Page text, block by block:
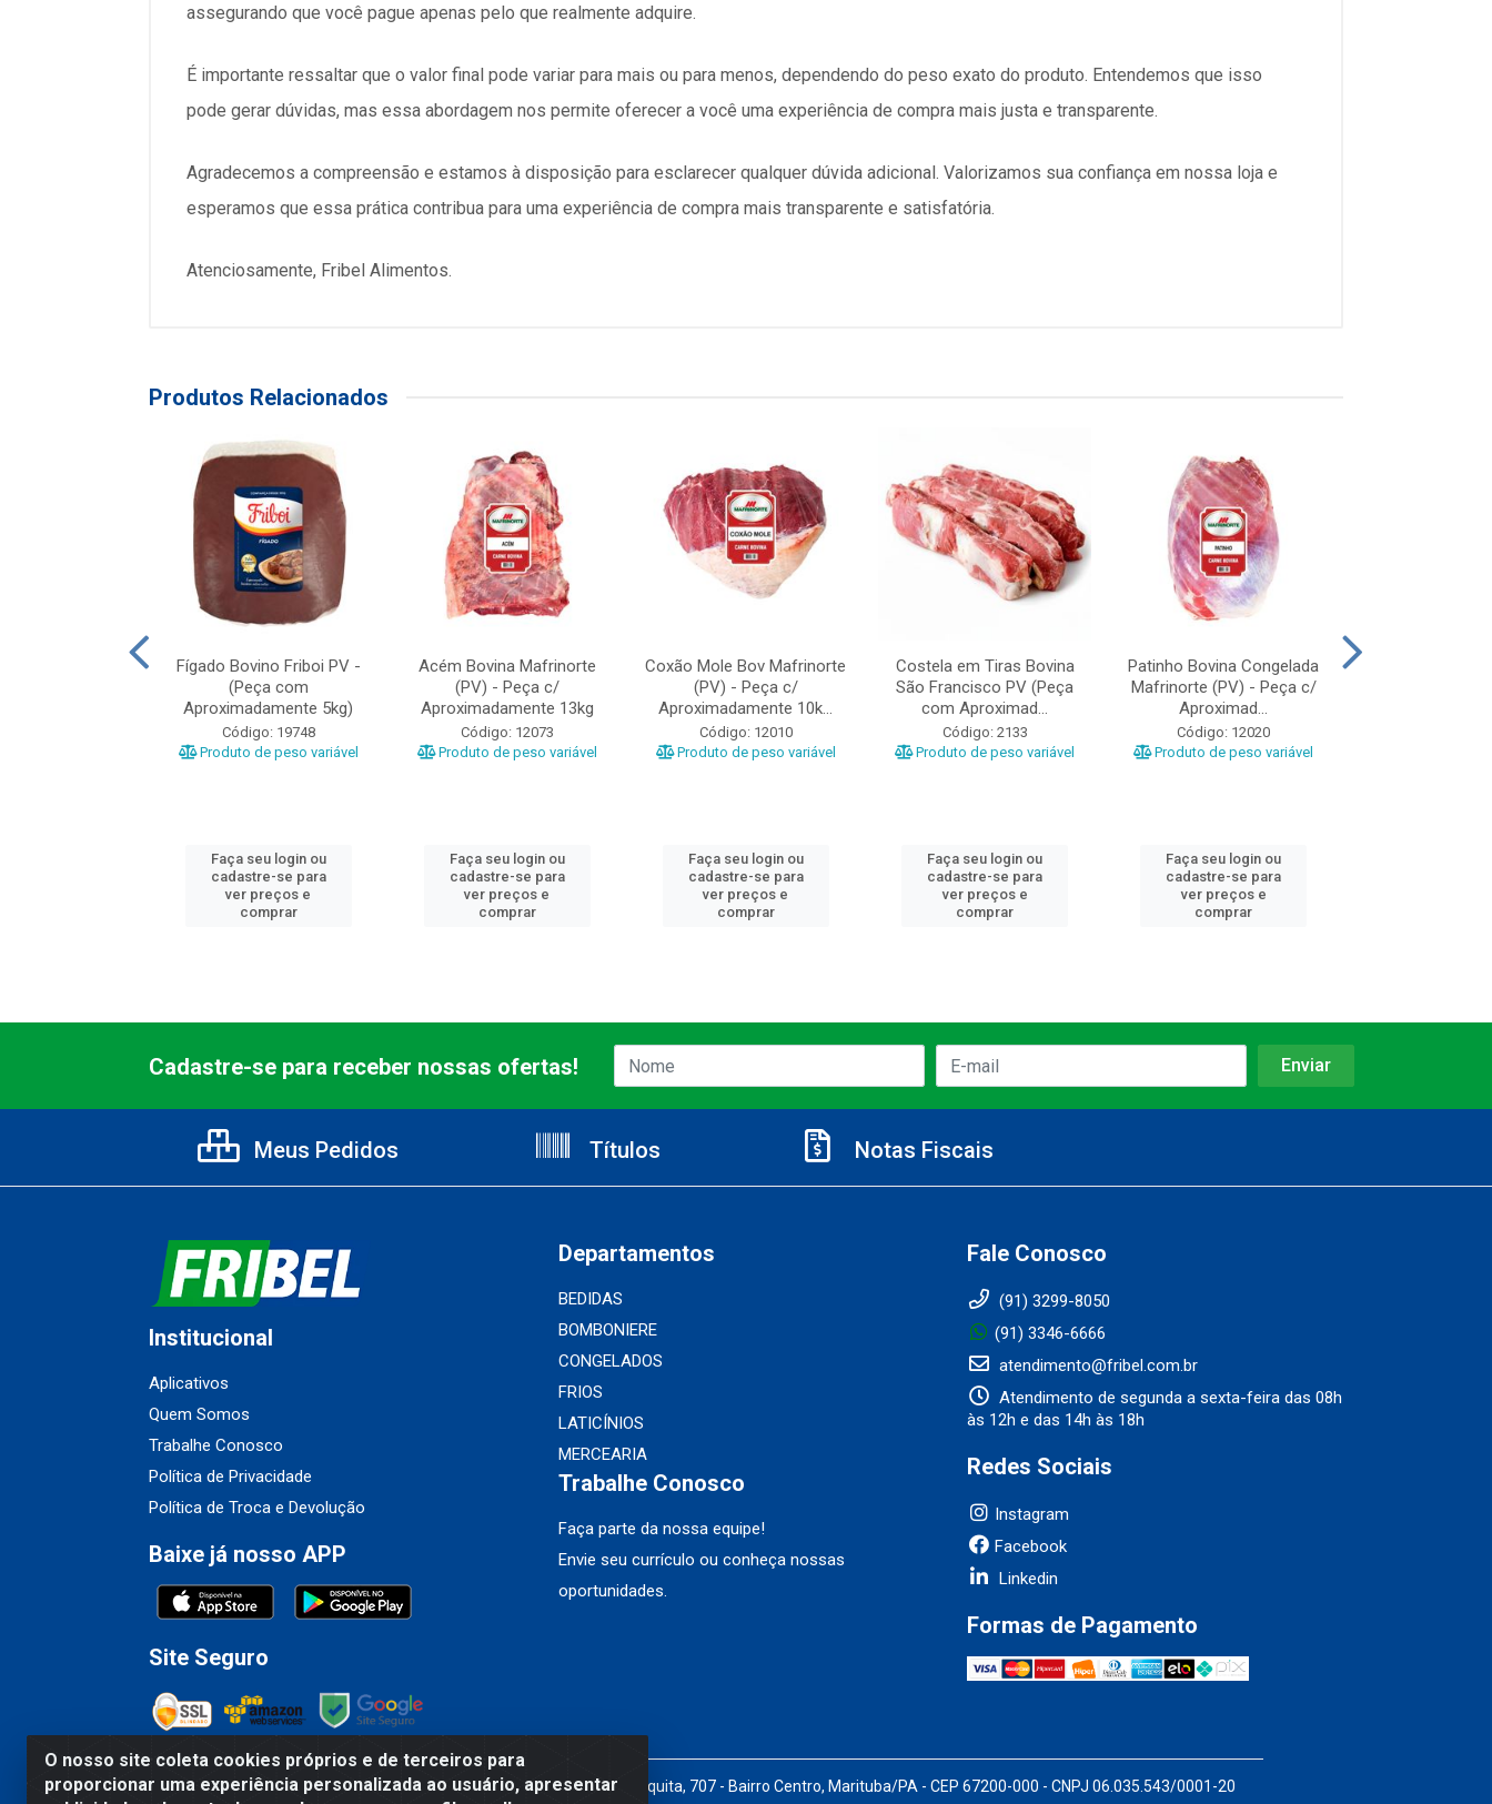
assegurando que você pague apenas pelo que realmente adquire.
É importante ressaltar que o valor final pode variar para mais ou para menos, dependendo do peso exato do produto. Entendemos que isso
pode gerar dúvidas, mas essa abordagem nos permite oferecer a você uma experiência de compra mais justa e transparente.
Agradecemos a compreensão e estamos à disposição para esclarecer qualquer dúvida adicional. Valorizamos sua confiança em nossa loja e
esperamos que essa prática contribua para uma experiência de compra mais transparente e satisfatória.
Atenciosamente, Fribel Alimentos.
Produtos Relacionados
Fígado Bovino Friboi PV -
(Peça com
Aproximadamente 5kg)
Código: 19748
Produto de peso variável
Faça seu login ou
cadastre-se para
ver preços e
comprar
Acém Bovina Mafrinorte
(PV) - Peça c/
Aproximadamente 13kg
Código: 12073
Produto de peso variável
Faça seu login ou
cadastre-se para
ver preços e
comprar
Coxão Mole Bov Mafrinorte
(PV) - Peça c/
Aproximadamente 10k...
Código: 12010
Produto de peso variável
Faça seu login ou
cadastre-se para
ver preços e
comprar
Costela em Tiras Bovina
São Francisco PV (Peça
com Aproximad...
Código: 2133
Produto de peso variável
Faça seu login ou
cadastre-se para
ver preços e
comprar
Patinho Bovina Congelada
Mafrinorte (PV) - Peça c/
Aproximad...
Código: 12020
Produto de peso variável
Faça seu login ou
cadastre-se para
ver preços e
comprar
O nosso site coleta cookies próprios e de terceiros para
proporcionar uma experiência personalizada ao usuário, apresentar
Cadastre-se para receber nossas ofertas!
Meus Pedidos Títulos Notas Fiscais
Institucional
Aplicativos
Quem Somos
Trabalhe Conosco
Política de Privacidade
Política de Troca e Devolução
Baixe já nosso APP
Site Seguro
Departamentos
BEDIDAS
BOMBONIERE
CONGELADOS
FRIOS
LATICÍNIOS
MERCEARIA
Trabalhe Conosco
Faça parte da nossa equipe!
Envie seu currículo ou conheça nossas
oportunidades.
Fale Conosco
(91) 3299-8050
(91) 3346-6666
atendimento@fribel.com.br
Atendimento de segunda a sexta-feira das 08h
às 12h e das 14h às 18h
Redes Sociais
Instagram
Facebook
Linkedin
Formas de Pagamento
Fribel Comercio de Alimentos LTDA - Travessa Pedro Marques de Mesquita, 707 - Bairro Centro, Marituba/PA - CEP 67200-000 - CNPJ 06.035.543/0001-20